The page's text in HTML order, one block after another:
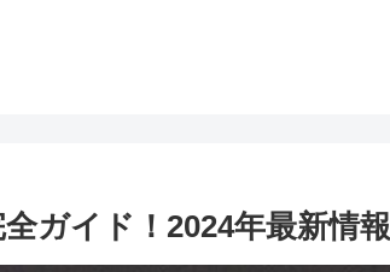
ガイド！2024年最新情報